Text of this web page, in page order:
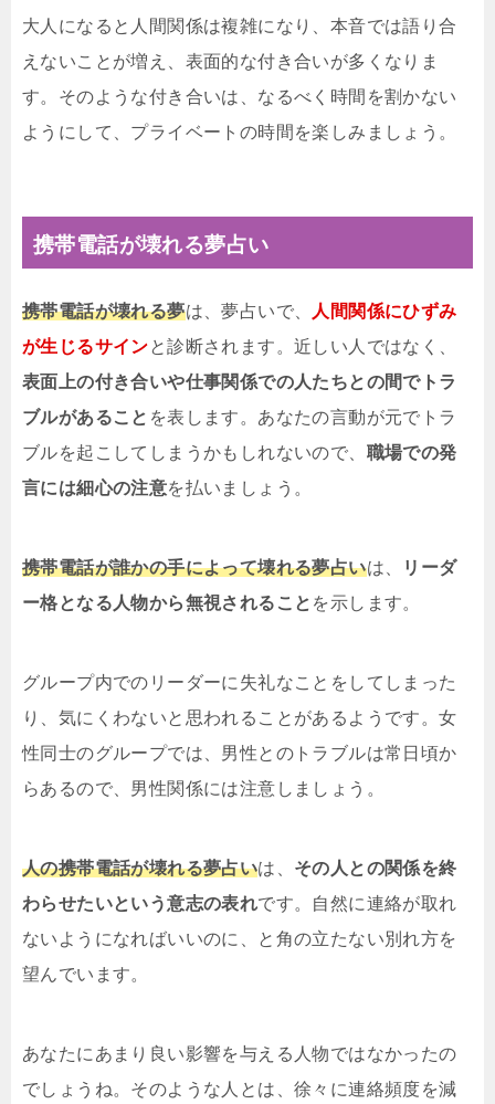
大人になると人間関係は複雑になり、本音では語り合
えないことが増え、表面的な付き合いが多くなりま
す。そのような付き合いは、なるべく時間を割かない
ようにして、プライベートの時間を楽しみましょう。
携帯電話が壊れる夢占い
携帯電話が壊れる夢は、夢占いで、
人間関係にひずみ
が生じるサインと診断されます。近しい人ではなく、
表面上の付き合いや仕事関係での人たちとの間でトラ
ブルがあること を表します。あなたの言動が元でトラ
ブルを起こしてしまうかもしれないので、 職場での発
言には細心の注意を払いましょう。
携帯電話が誰かの手によって壊れる夢占いは、
リーダ
ー格となる人物から無視されること を示します。
グループ内でのリーダーに失礼なことをしてしまった
り、気にくわないと思われることがあるようです。女
性同士のグループでは、男性とのトラブルは常日頃か
らあるので、男性関係には注意しましょう。
人の携帯電話が壊れる夢占いは、 その人との関係を終
わらせたいという意志の表れです。自然に連絡が取れ
ないようになればいいのに、と角の立たない別れ方を
望んでいます。
あなたにあまり良い影響を与える人物ではなかったの
でしょうね。そのような人とは、徐々に連絡頻度を減